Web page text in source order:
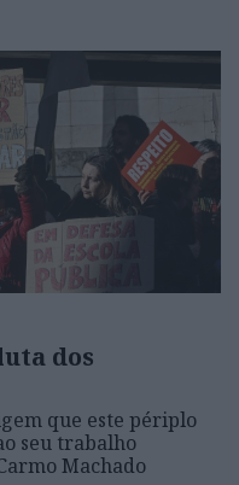
dos
que este périplo
seu trabalho
Machado